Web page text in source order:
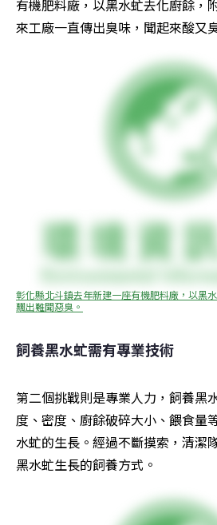
有機肥料廠，以黑水虻去化廚餘，
來工廠一直傳出臭味，聞起來酸又
彰化縣北斗鎮去年新建一座有機肥料廠，以黑
飄出難聞惡臭。
飼養黑水虻需有專業技術
第二個挑戰則是專業人力，飼養黑
度、密度、廚餘破碎大小、餵食量
水虻的生長。經過不斷摸索，清潔
黑水虻生長的飼養方式。